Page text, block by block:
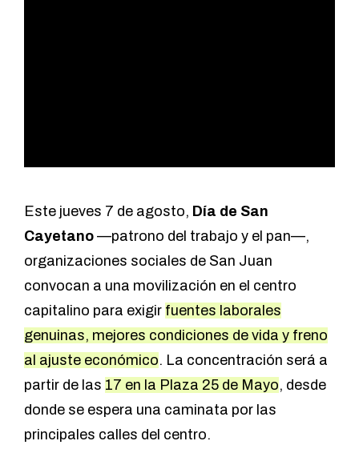
Este jueves 7 de agosto, Día de San
Cayetano —patrono del trabajo y el pan—,
organizaciones sociales de San Juan
convocan a una movilización en el centro
capitalino para exigir fuentes laborales
genuinas, mejores condiciones de vida y freno
al ajuste económico. La concentración será a
partir de las 17 en la Plaza 25 de Mayo, desde
donde se espera una caminata por las
principales calles del centro.